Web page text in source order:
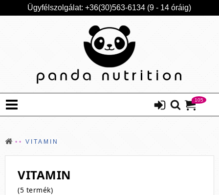
Ügyfélszolgálat: +36(30)563-6134 (9 - 14 óráig)
105
VITAMIN
VITAMIN
(5 termék)